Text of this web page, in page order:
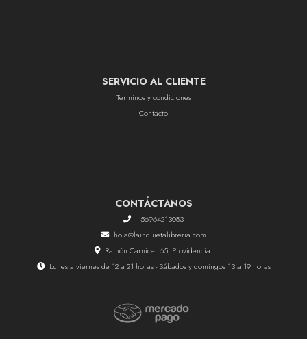
SERVICIO AL CLIENTE
Terminos y condiciones
Contacto
CONTÁCTANOS
+56964213083
hola@lainquietalibreria.com
Ramón Carnicer 65, Providencia.
Lunes a viernes de 12 a 21 horas - Sábados y domingos 13 a 19 horas